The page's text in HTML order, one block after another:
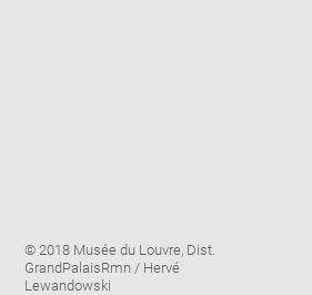
Image
caption:
© 2018 Musée du Louvre, Dist.
GrandPalaisRmn / Hervé
Lewandowski